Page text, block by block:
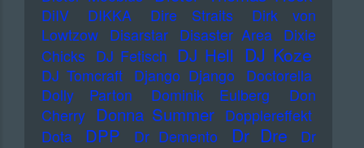
DiIV DIKKA Dire Straits
Dirk von
Lowtzow
Disarstar Disaster Area
Dixie
Chicks DJ Fetisch DJ Hell DJ Koze
DJ Tomcraft Django Django
Doctorella
Dolly Parton
Dominik Eulberg
Don
Cherry Donna Summer Dopplereffekt
Dota
DPP Dr Demento Dr Dre
Dr